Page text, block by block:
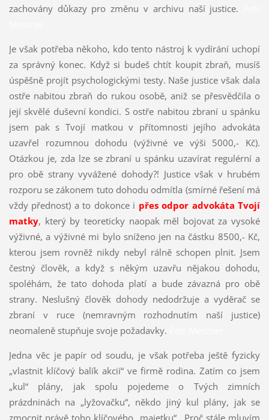
zachovány důkazy pro změnu v archivu naší justice.
Je však potřeba někoho, kdo tento nástroj k vydírání uchopí
za správný konec. Když si budeš chtít koupit zbraň, musíš
úspěšně projít psychologickými testy. Naše justice však dala
ostře nabitou zbraň do rukou osobě, aniž se přesvědčila o
její skvělé duševní kondici. S ostře nabitou zbraní u spánku
jsem pak s Tvojí matkou v přítomnosti jejího advokáta
uzavřel rozumnou dohodu (výživné ve výši 5000,- Kč).
Otázkou je, zda lze se zbraní u spánku uzavírat regulérní a
pro obě strany vyvážené dohody?! Justice však v hrubém
rozporu se zákonem tuto dohodu odmítla (smírné řešení má
vždy přednost) a to dokonce i přes odpor advokáta Tvojí
matky, který by teoreticky naopak měl bojovat za vysoké
výživné, a výživné mi bylo sníženo jen na částku 8500,- Kč,
kterou jsem rovněž nikdy nebyl rálně schopen plnit. Jsem
čestný člověk, a když s někým uzavřu nějakou dohodu,
spoléhám, že tato dohoda platí a bude závazná pro obě
strany. Neslušný člověk dohody nedodržuje a vyděrač se
zbraní v ruce (nemravným rozhodnutím naší justice)
neomaleně stupňuje svoje požadavky.
Jedna věc je papír od soudu, je však potřeba ještě fyzicky
„vlastnit klíčový balík akcií“ ve firmě rodina. Zatím co jsem
„kul“ plány, jak spolu pojedeme o Tvých zimních
prázdninách na „lyžovačku“, někdo jiný kul plány, jak se